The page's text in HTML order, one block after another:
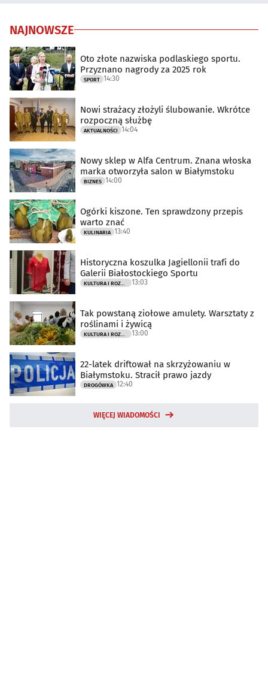
NAJNOWSZE
Oto złote nazwiska podlaskiego sportu.
Przyznano nagrody za 2025 rok
SPORT 14:30
Nowi strażacy złożyli ślubowanie. Wkrótce
rozpoczną służbę
AKTUALNOŚCI 14:04
Nowy sklep w Alfa Centrum. Znana włoska
marka otworzyła salon w Białymstoku
BIZNES 14:00
Ogórki kiszone. Ten sprawdzony przepis
warto znać
KULINARIA 13:40
Historyczna koszulka Jagiellonii trafi do
Galerii Białostockiego Sportu
KULTURA I ROZRYWKA 13:03
Tak powstaną ziołowe amulety. Warsztaty z
roślinami i żywicą
KULTURA I ROZRYWKA 13:00
22-latek driftował na skrzyżowaniu w
Białymstoku. Stracił prawo jazdy
DROGÓWKA 12:40
WIĘCEJ WIADOMOŚCI